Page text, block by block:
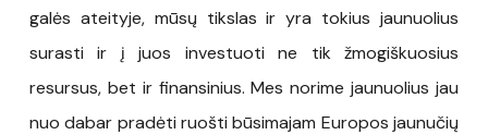
galės ateityje, mūsų tikslas ir yra tokius jaunuolius
surasti ir į juos investuoti ne tik žmogiškuosius
resursus, bet ir finansinius. Mes norime jaunuolius jau
nuo dabar pradėti ruošti būsimajam Europos jaunučių